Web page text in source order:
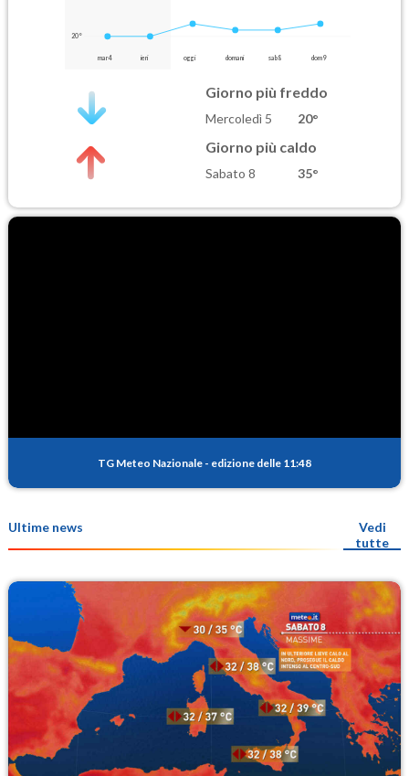
20°
mar 4 ieri oggi domani sab 8 dom 9
Giorno più freddo
Mercoledì 5 20°
Giorno più caldo
Sabato 8 35°
TG Meteo Nazionale - edizione delle 11:48
Ultime news
Vedi
tutte